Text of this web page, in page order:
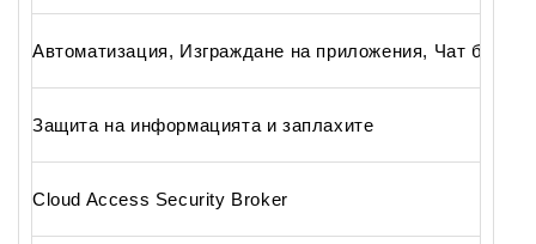
Автоматизация, Изграждане на приложения, Чат ботове
Защита на информацията и заплахите
Cloud Access Security Broker